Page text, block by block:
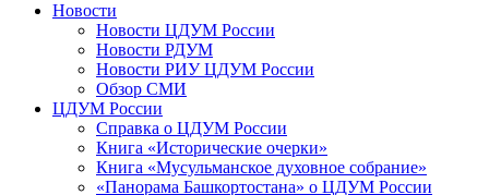
Новости
Новости ЦДУМ России
Новости РДУМ
Новости РИУ ЦДУМ России
Обзор СМИ
ЦДУМ России
Справка о ЦДУМ России
Книга «Исторические очерки»
Книга «Мусульманское духовное собрание»
«Панорама Башкортостана» о ЦДУМ России